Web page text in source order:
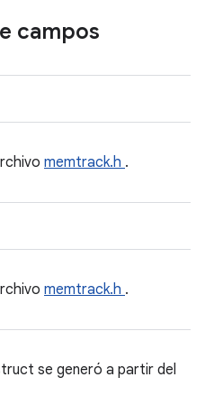
campos
memtrack.h .
memtrack.h .
se generó a partir del